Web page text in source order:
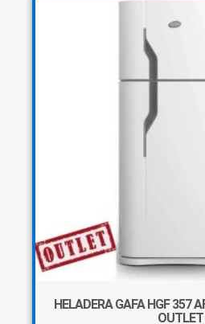
HELADERA GAFA HGF 357
OUTLET
Tu carrito está
Agregá un producto y